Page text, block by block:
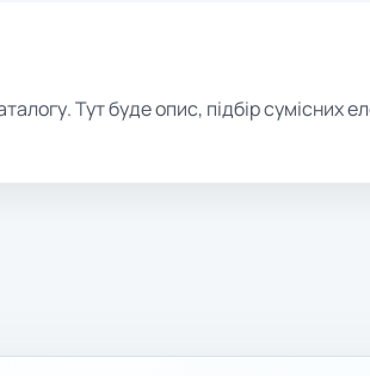
Тут буде опис, підбір сумісних